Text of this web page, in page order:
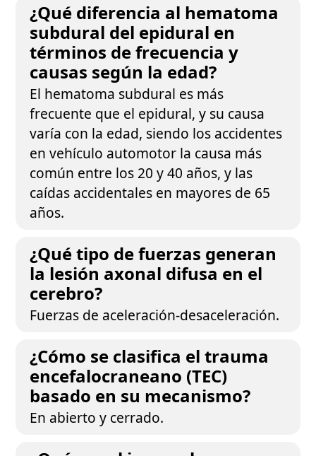
¿Qué diferencia al hematoma
subdural del epidural en
términos de frecuencia y
causas según la edad?
El hematoma subdural es más
frecuente que el epidural, y su causa
varía con la edad, siendo los accidentes
en vehículo automotor la causa más
común entre los 20 y 40 años, y las
caídas accidentales en mayores de 65
años.
¿Qué tipo de fuerzas generan
la lesión axonal difusa en el
cerebro?
Fuerzas de aceleración-desaceleración.
¿Cómo se clasifica el trauma
encefalocraneano (TEC)
basado en su mecanismo?
En abierto y cerrado.